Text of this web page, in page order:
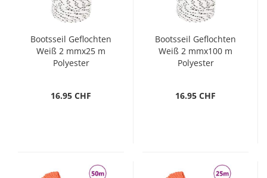
Bootsseil Geflochten
Weiß 2 mmx25 m
Polyester
16.95 CHF
Bootsseil Geflochten
Weiß 2 mmx100 m
Polyester
16.95 CHF